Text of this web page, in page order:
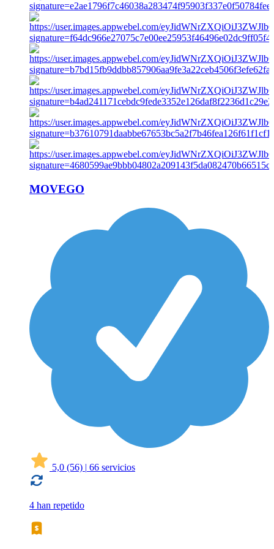
MOVEGO
5,0 (56) | 66 servicios
4 han repetido